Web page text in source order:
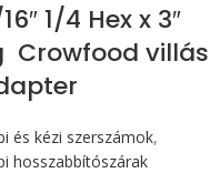
1/4 Hex x 3″
Crowfood villás
és kézi szerszámok,
hosszabbítószárak